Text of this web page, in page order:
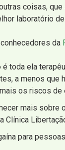
coisas,
laboratório
da
toda ela
a menos que
os riscos
mais
Clínica
para